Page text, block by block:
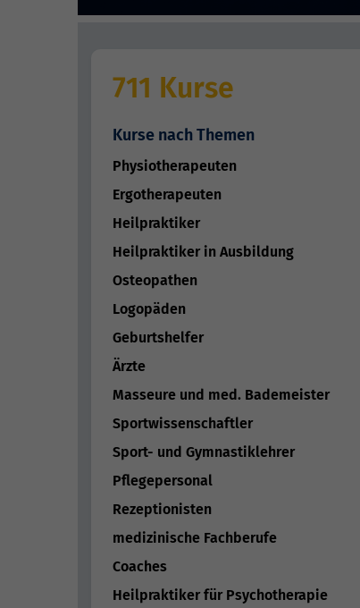
711 Kurse
Kurse nach Themen
Physiotherapeuten
Ergotherapeuten
Heilpraktiker
Heilpraktiker in Ausbildung
Osteopathen
Logopäden
Geburtshelfer
Ärzte
Masseure und med. Bademeister
Sportwissenschaftler
Sport- und Gymnastiklehrer
Pflegepersonal
Rezeptionisten
medizinische Fachberufe
Coaches
Heilpraktiker für Psychotherapie